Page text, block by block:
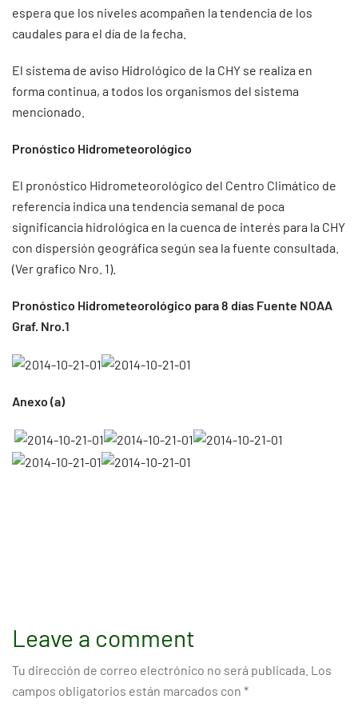
espera que los niveles acompañen la tendencia de los
caudales para el día de la fecha.
El sistema de aviso Hidrológico de la CHY se realiza en
forma continua, a todos los organismos del sistema
mencionado.
Pronóstico Hidrometeorológico
El pronóstico Hidrometeorológico del Centro Climático de
referencia indica una tendencia semanal de poca
significancia hidrológica en la cuenca de interés para la CHY
con dispersión geográfica según sea la fuente consultada.
(Ver grafico Nro. 1).
Pronóstico Hidrometeorológico para 8 días Fuente NOAA
Graf. Nro.1
Anexo (a)
Leave a comment
Tu dirección de correo electrónico no será publicada. Los
campos obligatorios están marcados con *